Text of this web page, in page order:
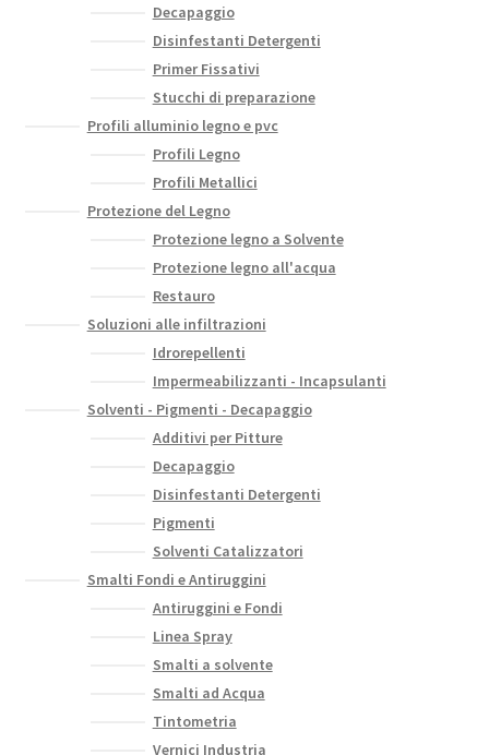
Decapaggio
Disinfestanti Detergenti
Primer Fissativi
Stucchi di preparazione
Profili alluminio legno e pvc
Profili Legno
Profili Metallici
Protezione del Legno
Protezione legno a Solvente
Protezione legno all'acqua
Restauro
Soluzioni alle infiltrazioni
Idrorepellenti
Impermeabilizzanti - Incapsulanti
Solventi - Pigmenti - Decapaggio
Additivi per Pitture
Decapaggio
Disinfestanti Detergenti
Pigmenti
Solventi Catalizzatori
Smalti Fondi e Antiruggini
Antiruggini e Fondi
Linea Spray
Smalti a solvente
Smalti ad Acqua
Tintometria
Vernici Industria